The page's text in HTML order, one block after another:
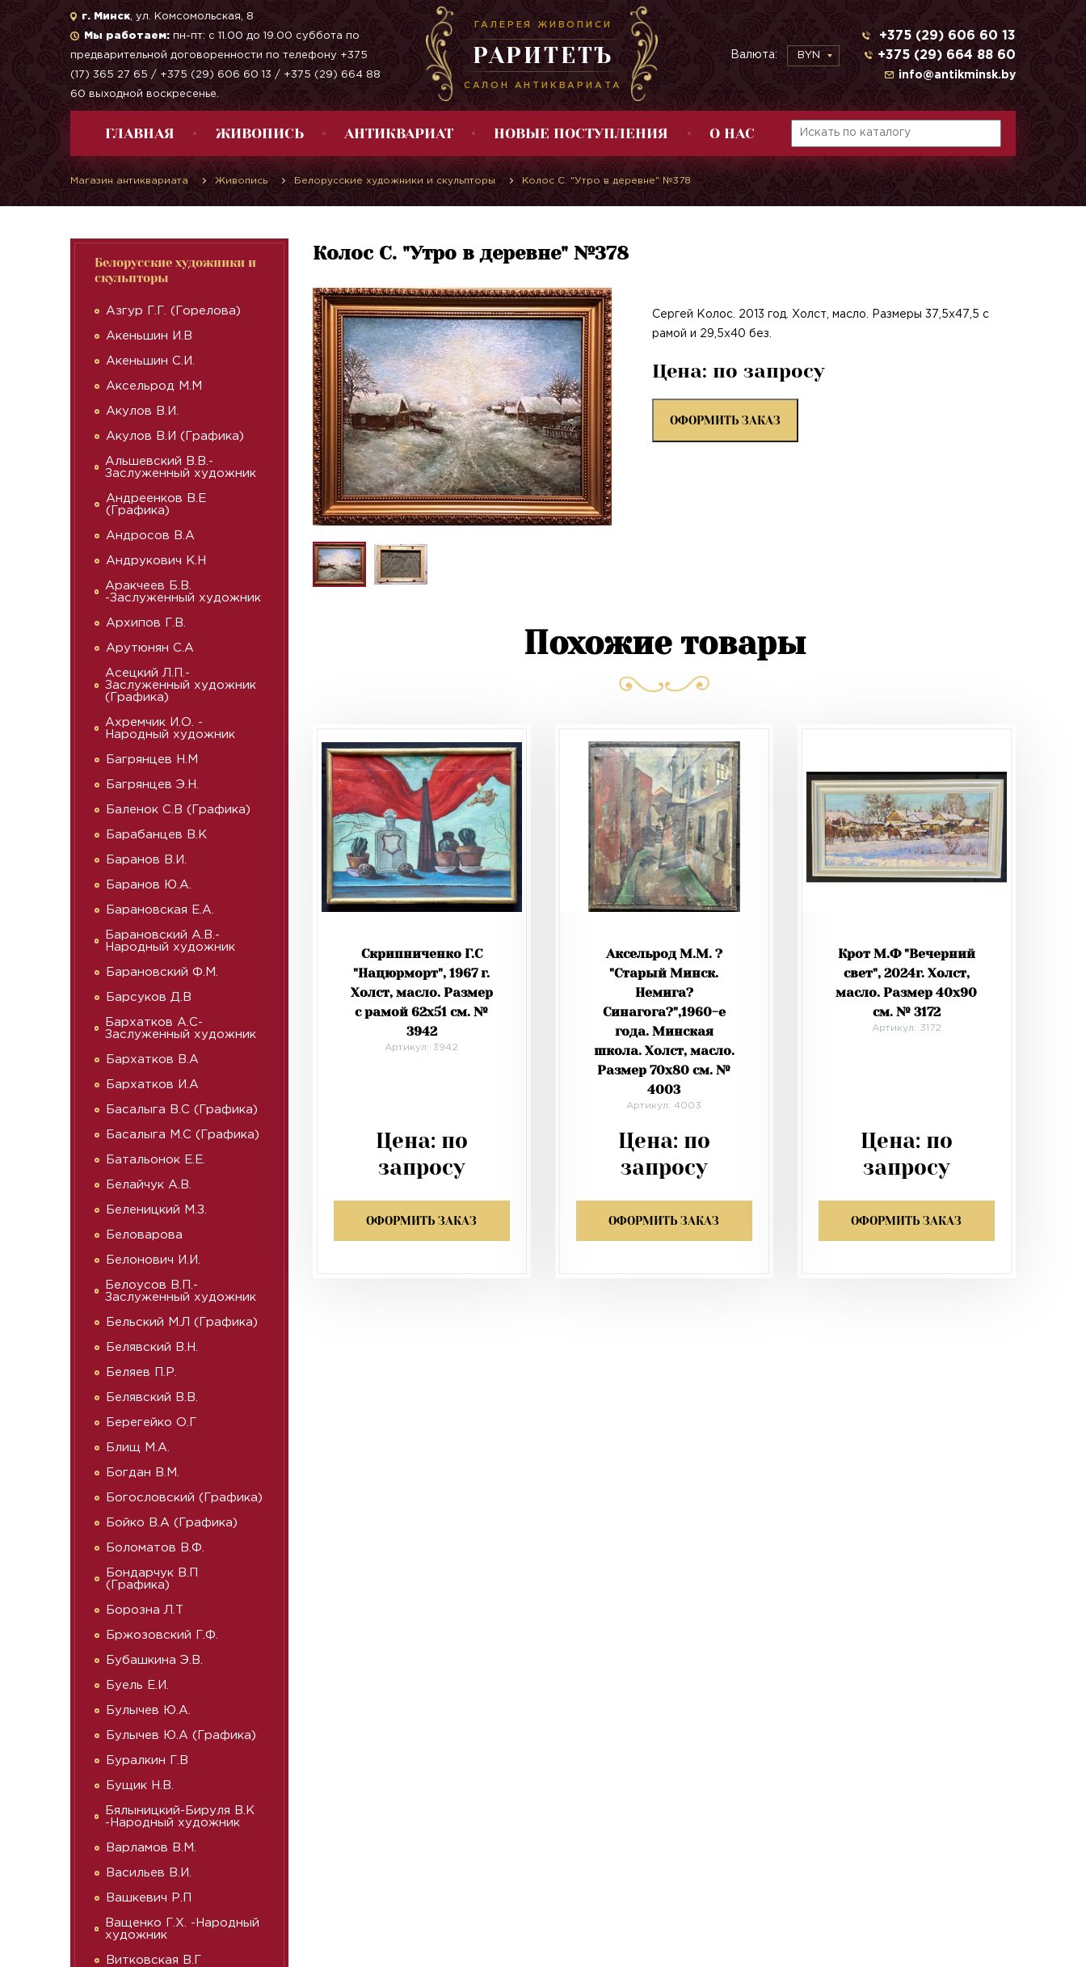
ГАЛЕРЕЯ ЖИВОПИСИ
РАРИТЕТЪ
САЛОН АНТИКВАРИАТА
г. Минск , ул. Комсомольская, 8
Мы работаем: пн-пт: с 11.00 до 19.00 суббота по
предварительной договоренности по телефону +375
(17) 365 27 65 / +375 (29) 606 60 13 / +375 (29) 664 88
60 выходной воскресенье.
Валюта: BYN
+375 (29) 606 60 13
+375 (29) 664 88 60
info@antikminsk.by
ГЛАВНАЯ ЖИВОПИСЬ АНТИКВАРИАТ НОВЫЕ ПОСТУПЛЕНИЯ О НАС
Магазин антиквариата Живопись Белорусские художники и скульпторы Колос С. "Утро в деревне" №378
Белорусские художники и
скульпторы
Азгур Г.Г. (Горелова)
Акеньшин И.В
Акеньшин С.И.
Аксельрод М.М
Акулов В.И.
Акулов В.И (Графика)
Альшевский В.В.-
Заслуженный художник
Андреенков В.Е
(Графика)
Андросов В.А
Андрукович К.Н
Аракчеев Б.В.
-Заслуженный художник
Архипов Г.В.
Арутюнян С.А
Асецкий Л.П.-
Заслуженный художник
(Графика)
Ахремчик И.О. -
Народный художник
Багрянцев Н.М
Багрянцев Э.Н.
Баленок С.В (Графика)
Барабанцев В.К
Баранов В.И.
Баранов Ю.А.
Барановская Е.А.
Барановский А.В.-
Народный художник
Барановский Ф.М.
Барсуков Д.В
Бархатков А.С-
Заслуженный художник
Бархатков В.А
Бархатков И.А
Басалыга В.С (Графика)
Басалыга М.С (Графика)
Батальонок Е.Е.
Белайчук А.В.
Беленицкий М.З.
Беловарова
Белонович И.И.
Белоусов В.П.-
Заслуженный художник
Бельский М.Л (Графика)
Белявский В.Н.
Беляев П.Р.
Белявский В.В.
Берегейко О.Г
Блищ М.А.
Богдан В.М.
Богословский (Графика)
Бойко В.А (Графика)
Боломатов В.Ф.
Бондарчук В.П
(Графика)
Борозна Л.Т
Бржозовский Г.Ф.
Бубашкина Э.В.
Буель Е.И.
Булычев Ю.А.
Булычев Ю.А (Графика)
Буралкин Г.В
Бущик Н.В.
Бялыницкий-Бируля В.К
-Народный художник
Варламов В.М.
Васильев В.И.
Вашкевич Р.П
Ващенко Г.Х. -Народный
художник
Витковская В.Г
Колос С. "Утро в деревне" №378
Сергей Колос. 2013 год. Холст, масло. Размеры 37,5х47,5 с
рамой и 29,5х40 без.
Цена: по запросу
ОФОРМИТЬ ЗАКАЗ
Похожие товары
Скрипниченко Г.С
"Нацюрморт", 1967 г.
Холст, масло. Размер
с рамой 62х51 см. №
3942
Артикул: 3942
Цена: по
запросу
ОФОРМИТЬ ЗАКАЗ
Аксельрод М.М. ?
"Старый Минск.
Немига?
Синагога?",1960-е
года. Минская
школа. Холст, масло.
Размер 70х80 см. №
4003
Артикул: 4003
Цена: по
запросу
ОФОРМИТЬ ЗАКАЗ
Крот М.Ф "Вечерний
свет", 2024г. Холст,
масло. Размер 40х90
см. № 3172
Артикул: 3172
Цена: по
запросу
ОФОРМИТЬ ЗАКАЗ